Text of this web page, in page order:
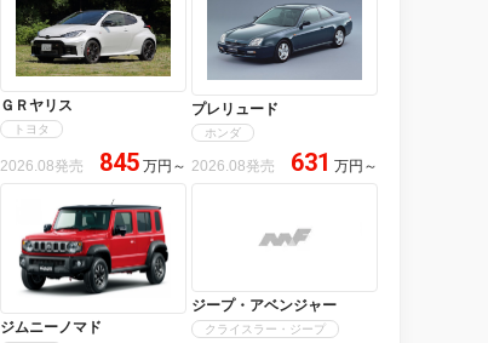
ＧＲヤリス
トヨタ
2026.08発売 845 万円 ～
プレリュード
ホンダ
2026.08発売 631 万円 ～
ジムニーノマド
ジープ・アベンジャー
クライスラー・ジープ